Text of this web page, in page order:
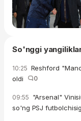
So'nggi
10:25 Reshford
oldi
0
09:55 "Arsenal"
so'ng PSJ